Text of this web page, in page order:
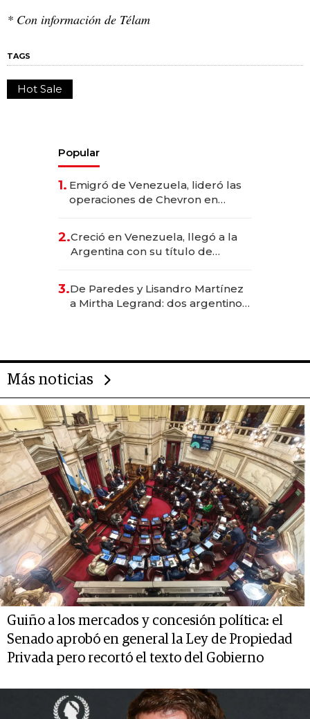
* Con información de Télam
TAGS
Hot Sale
Popular
1. Emigró de Venezuela, lideró las
operaciones de Chevron en
2.Creció en Venezuela, llegó a la
Argentina con su título de
las marcas "fast premium"
3.De Paredes y Lisandro Martínez
a Mirtha Legrand: dos argentinos
Más noticias
Guiño a los mercados y concesión política: el
Senado aprobó en general la Ley de Propiedad
Privada pero recortó el texto del Gobierno